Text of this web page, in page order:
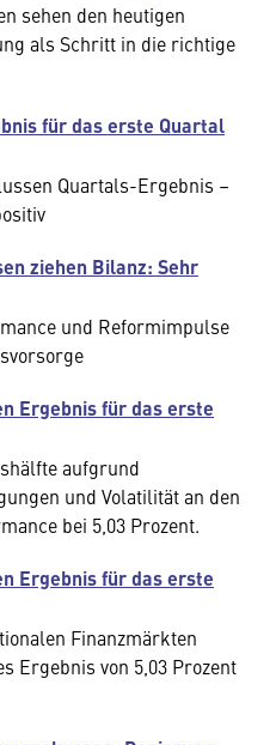
sehen den heutigen
als Schritt in die richtige
für das erste Quartal
Quartals-Ergebnis –
ziehen Bilanz: Sehr
und Reformimpulse
Ergebnis für das erste
aufgrund
und Volatilität an den
bei 5,03 Prozent.
Ergebnis für das erste
Finanzmärkten
Ergebnis von 5,03 Prozent